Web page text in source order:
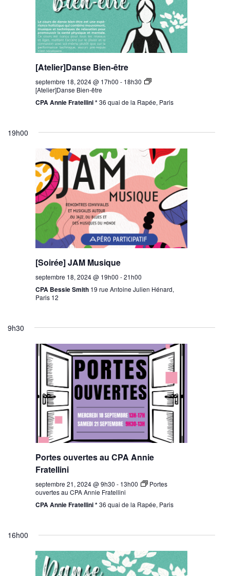
[Atelier]Danse Bien-être
septembre 18, 2024 @ 17h00 - 18h30
[Atelier]Danse Bien-être
CPA Annie Fratellini *36 quai de la Rapée, Paris
19h00
[Soirée] JAM Musique
septembre 18, 2024 @ 19h00 -21h00
CPA Bessie Smith 19 rue Antoine Julien Hénard,
Paris 12
9h30
Portes ouvertes au CPA Annie
Fratellini
septembre 21, 2024 @ 9h30 - 13h00
Portes
ouvertes au CPA Annie Fratellini
CPA Annie Fratellini *36 quai de la Rapée, Paris
16h00